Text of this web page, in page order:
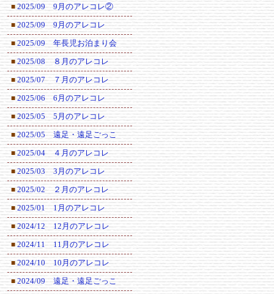
■ 2025/09 9月のアレコレ②
■ 2025/09 9月のアレコレ
■ 2025/09 年長児お泊まり会
■ 2025/08 ８月のアレコレ
■ 2025/07 ７月のアレコレ
■ 2025/06 6月のアレコレ
■ 2025/05 5月のアレコレ
■ 2025/05 遠足・遠足ごっこ
■ 2025/04 ４月のアレコレ
■ 2025/03 3月のアレコレ
■ 2025/02 ２月のアレコレ
■ 2025/01 1月のアレコレ
■ 2024/12 12月のアレコレ
■ 2024/11 11月のアレコレ
■ 2024/10 10月のアレコレ
■ 2024/09 遠足・遠足ごっこ